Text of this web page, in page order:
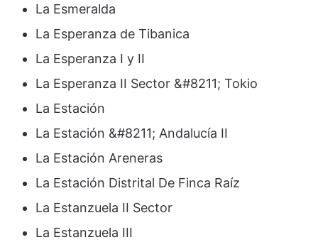
La Esmeralda
La Esperanza de Tibanica
La Esperanza I y II
La Esperanza II Sector &#8211; Tokio
La Estación
La Estación &#8211; Andalucía II
La Estación Areneras
La Estación Distrital De Finca Raíz
La Estanzuela II Sector
La Estanzuela III